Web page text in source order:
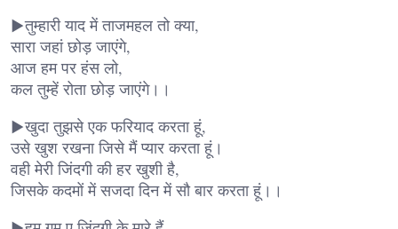
▶तुम्हारी याद में ताजमहल तो क्या,
सारा जहां छोड़ जाएंगे,
आज हम पर हंस लो,
कल तुम्हें रोता छोड़ जाएंगे।।
▶खुदा तुझसे एक फरियाद करता हूं,
उसे खुश रखना जिसे मैं प्यार करता हूं।
वही मेरी जिंदगी की हर खुशी है,
जिसके कदमों में सजदा दिन में सौ बार करता हूं।।